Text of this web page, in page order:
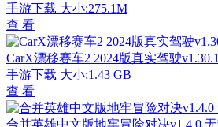
手游下载 大小:275.1M
查 看
CarX漂移赛车2 2024版真实驾驶
手游下载 大小:1.43 GB
查 看